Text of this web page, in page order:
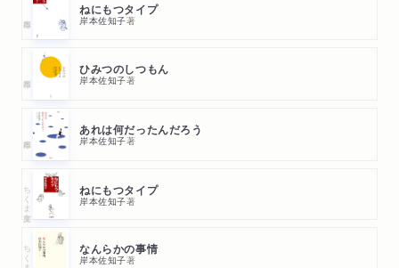
ねにもつタイプ
岸本佐知子著
ひみつのしつもん
岸本佐知子著
あれは何だったんだろう
岸本佐知子著
ちくま文庫 ねにもつタイプ
岸本佐知子著
ちくま文庫 なんらかの事情
岸本佐知子著